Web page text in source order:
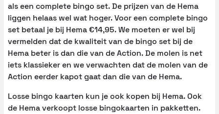
als een complete bingo set. De prijzen van de Hema
liggen helaas wel wat hoger. Voor een complete bingo
set betaal je bij Hema €14,95. We moeten er wel bij
vermelden dat de kwaliteit van de bingo set bij de
Hema beter is dan die van de Action. De molen is net
iets klassieker en we verwachten dat de molen van de
Action eerder kapot gaat dan die van de Hema.
Losse bingo kaarten kun je ook kopen bij Hema. Ook
de Hema verkoopt losse bingokaarten in pakketten.